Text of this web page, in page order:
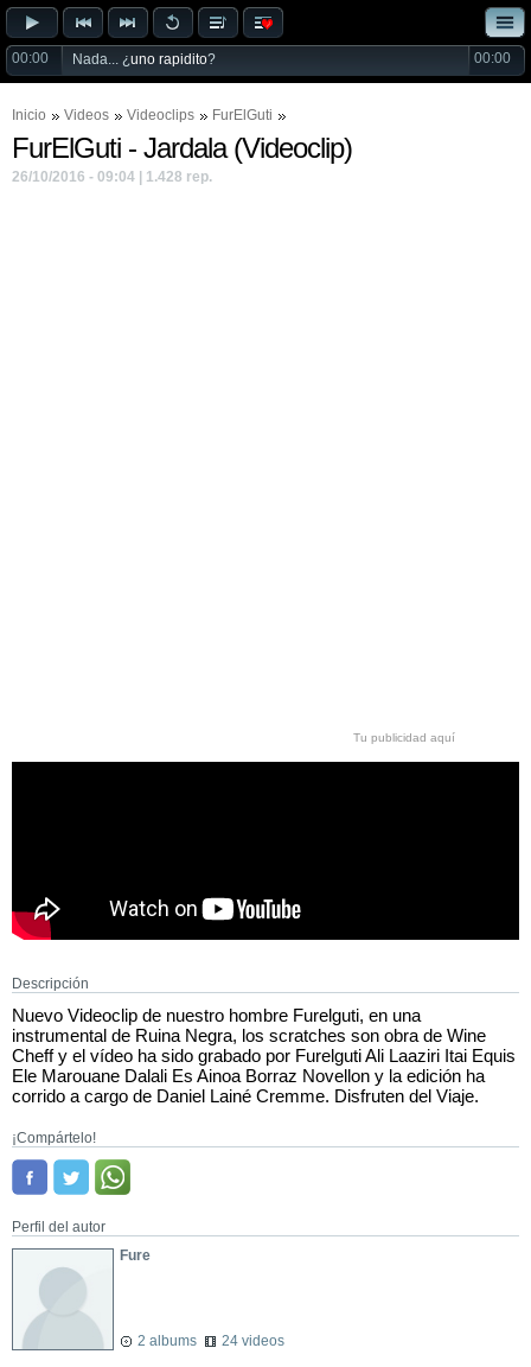
00:00 Nada... ¿uno rapidito? 00:00
Inicio Videos Videoclips FurElGuti
FurElGuti - Jardala (Videoclip)
26/10/2016 - 09:04 | 1.428 rep.
Tu publicidad aquí
Descripción
Nuevo Videoclip de nuestro hombre Furelguti, en una
instrumental de Ruina Negra, los scratches son obra de Wine
Cheff y el vídeo ha sido grabado por Furelguti Ali Laaziri Itai Equis
Ele Marouane Dalali Es Ainoa Borraz Novellon y la edición ha
corrido a cargo de Daniel Lainé Cremme. Disfruten del Viaje.
¡Compártelo!
Perfil del autor
Fure
2 albums 24 videos